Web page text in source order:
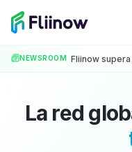
Saltar al contenido
NEWSROOM Fliinow supera los 10
La red